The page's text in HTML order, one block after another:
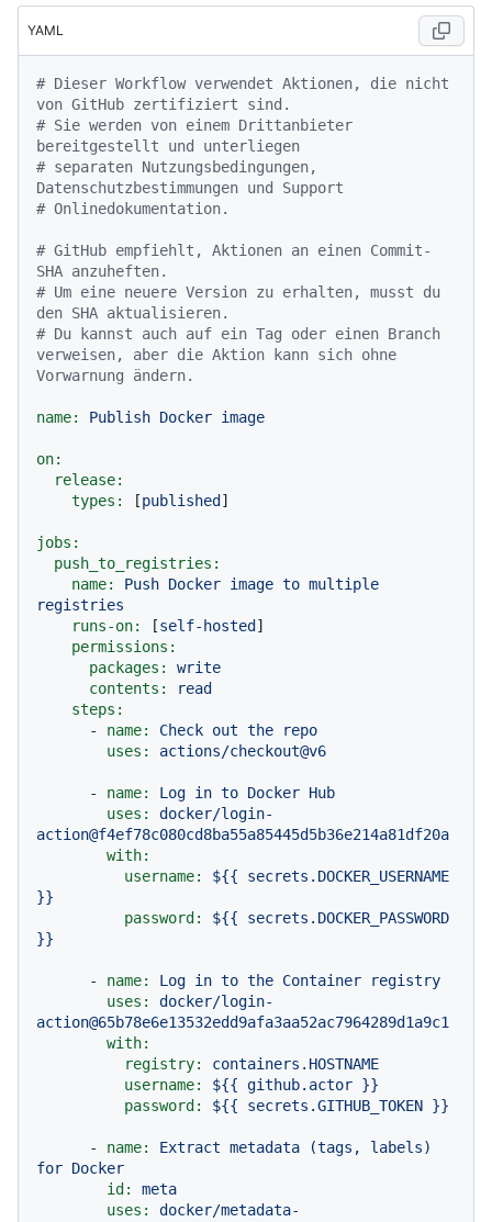
YAML
# Dieser Workflow verwendet Aktionen, die nicht
von GitHub zertifiziert sind.
# Sie werden von einem Drittanbieter
bereitgestellt und unterliegen
# separaten Nutzungsbedingungen,
Datenschutzbestimmungen und Support
# Onlinedokumentation.
# GitHub empfiehlt, Aktionen an einen Commit-
SHA anzuheften.
# Um eine neuere Version zu erhalten, musst du
den SHA aktualisieren.
# Du kannst auch auf ein Tag oder einen Branch
verweisen, aber die Aktion kann sich ohne
Vorwarnung ändern.
name: Publish Docker image
on:
release:
types:
[published ]
jobs:
push_to_registries:
name:
Push Docker image to multiple
registries
runs-on:
[self-hosted ]
permissions:
packages:
write
contents:
read
steps:
-
name: Check out the
repo
uses:
actions/checkout@v6
- name: Log in to Docker Hub
uses:
docker/login-
action@f4ef78c080cd8ba55a85445d5b36e214a81df20a
with:
username:
${{
secrets.DOCKER_USERNAME
}}
password:
${{
secrets.DOCKER_PASSWORD
}}
- name: Log in to the Container
registry
uses:
docker/login-
action@65b78e6e13532edd9afa3aa52ac7964289d1a9c1
with:
registry:
containers.HOSTNAME
username:
${{ github.actor }}
password:
${{ secrets.GITHUB_TOKEN }}
- name: Extract metadata (tags,
labels)
for Docker
id:
meta
uses:
docker/metadata-